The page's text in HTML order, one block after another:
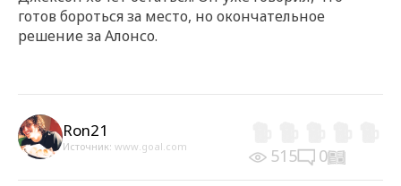
готов бороться за место, но окончательное
решение за Алонсо.
Ron21
Источник: www.goal.com 515 0